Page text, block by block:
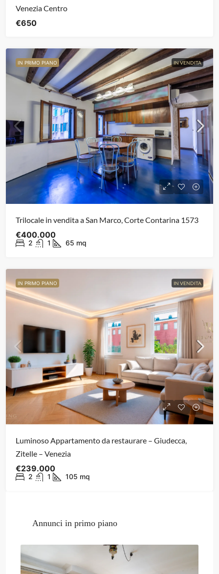
Venezia Centro
€650
IN PRIMO PIANO IN VENDITA
Trilocale in vendita a San Marco, Corte Contarina 1573
€400.000
2 1 65 mq
IN PRIMO PIANO IN VENDITA
Luminoso Appartamento da restaurare – Giudecca,
Zitelle – Venezia
€239.000
2 1 105 mq
Annunci in primo piano